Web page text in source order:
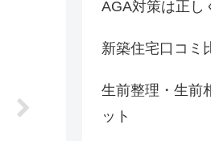
AGA対策は正し
新築住宅口コミ
生前整理・生前
ット